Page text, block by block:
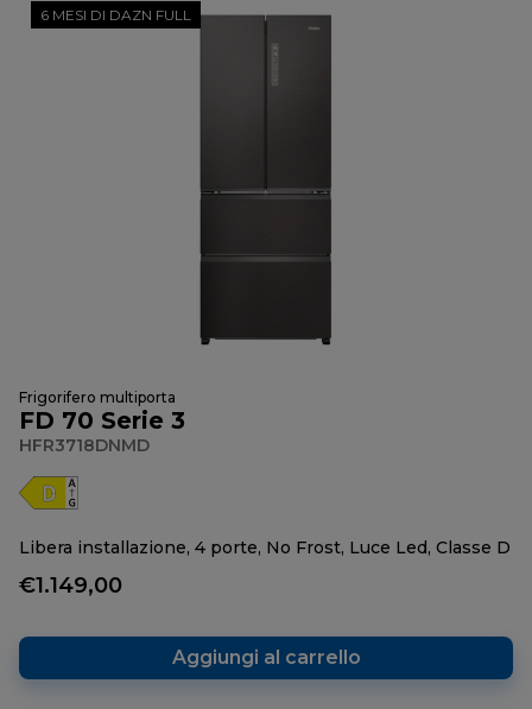
6 MESI DI DAZN FULL
Frigorifero multiporta
FD 70 Serie 3
HFR3718DNMD
Libera installazione, 4 porte, No Frost, Luce Led, Classe D
€1.149,00
Aggiungi al carrello